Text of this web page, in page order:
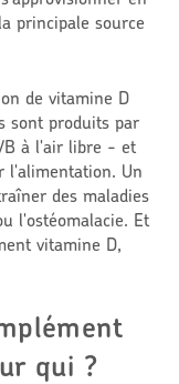
principale source
de vitamine D
sont produits par
à l'air libre - et
l'alimentation. Un
des maladies
l'ostéomalacie. Et
vitamine D,
qui ?